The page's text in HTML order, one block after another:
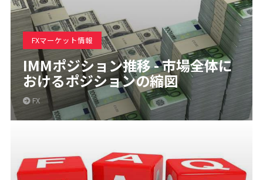
FXマーケット情報
IMMポジション推移 - 市場全体に
おけるポジションの縮図
FX